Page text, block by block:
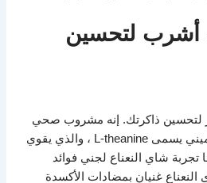
أشرب لتحسين
لتحسين ذاكرتك. إنه مشروب صحي
للدماغ يحتوي على حمض أميني يسمى L-theanine ، والذي يقوي
تجربة شاي النعناع لجني فوائد
النعناع غنيان بمضادات الأكسدة